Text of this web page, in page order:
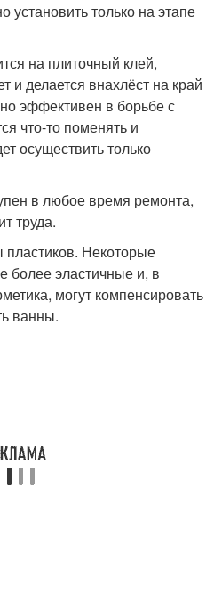
только на этапе
на плиточный клей,
и делается внахлёст на край
эффективен в борьбе с
что-то поменять и
осуществить только
в любое время ремонта,
труда.
Некоторые
более эластичные и, в
могут компенсировать
ванны.